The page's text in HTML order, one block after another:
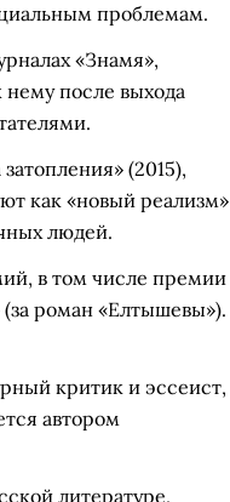
проблемам.
«Знамя»,
после выхода
(2015),
как «новый реализм»
людей.
в том числе премии
роман «Елтышевы»).
критик и эссеист,
автором
литературе,